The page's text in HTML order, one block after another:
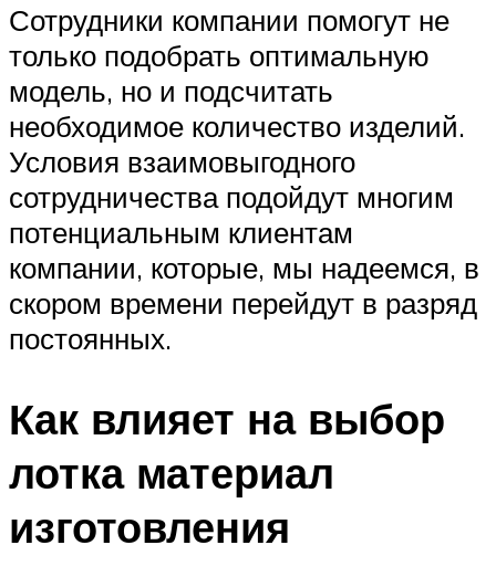
Сотрудники компании помогут не
только подобрать оптимальную
модель, но и подсчитать
необходимое количество изделий.
Условия взаимовыгодного
сотрудничества подойдут многим
потенциальным клиентам
компании, которые, мы надеемся, в
скором времени перейдут в разряд
постоянных.
Как влияет на выбор
лотка материал
изготовления